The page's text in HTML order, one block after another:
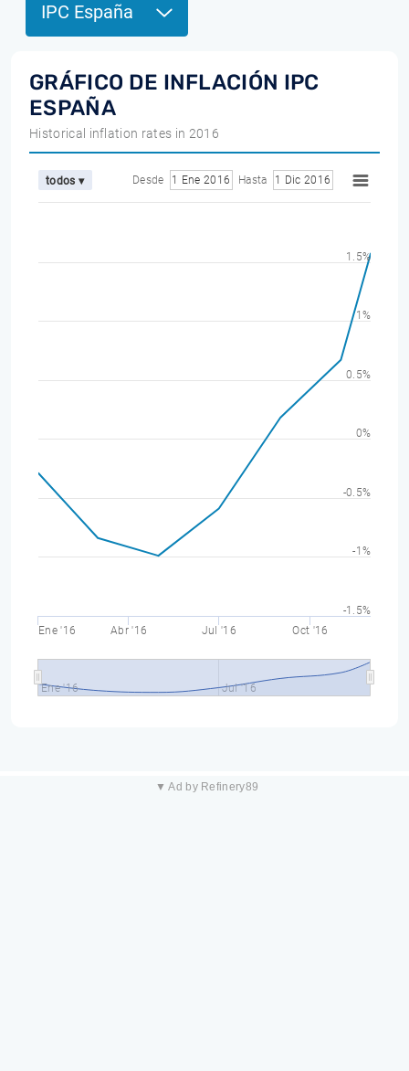
IPC España
GRÁFICO DE INFLACIÓN IPC
ESPAÑA
Historical inflation rates in 2016
todos ▾ Desde 1 Ene 2016 Hasta 1 Dic 2016
Ene '16 Abr '16 Jul '16 Oct '16
Ene '16 Jul '16
-1.5%
-1%
-0.5%
0%
0.5%
1%
1.5%
▼ Ad by Refinery89